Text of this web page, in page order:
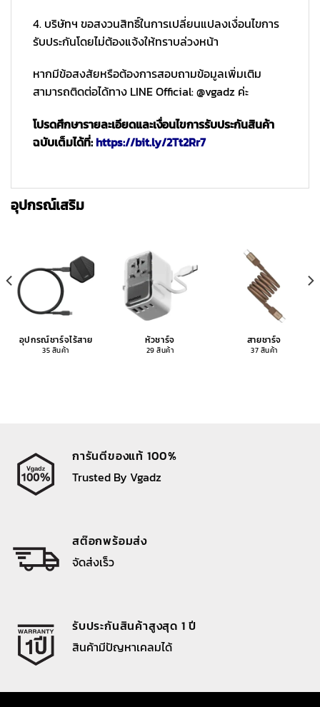
4. บริษัทฯ ขอสงวนสิทธิ์ในการเปลี่ยนแปลงเงื่อนไขการ
รับประกันโดยไม่ต้องแจ้งให้ทราบล่วงหน้า
หากมีข้อสงสัยหรือต้องการสอบถามข้อมูลเพิ่มเติม
สามารถติดต่อได้ทาง LINE Official: @vgadz ค่ะ
โปรดศึกษารายละเอียดและเงื่อนไขการรับประกันสินค้า
ฉบับเต็มได้ที่:https://bit.ly/2Tt2Rr7
อุปกรณ์เสริม
อุปกรณ์ชาร์จไร้สาย
35 สินค้า
หัวชาร์จ
29 สินค้า
สายชาร์จ
37 สินค้า
การันตีของแท้ 100%
Trusted By Vgadz
สต๊อกพร้อมส่ง
จัดส่งเร็ว
รับประกันสินค้าสูงสุด 1 ปี
สินค้ามีปัญหาเคลมได้